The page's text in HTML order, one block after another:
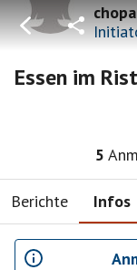
Essen im
5
Berichte Infos